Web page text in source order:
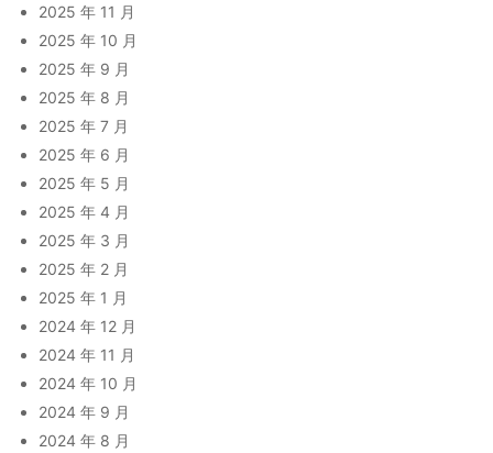
2025 年 11 月
2025 年 10 月
2025 年 9 月
2025 年 8 月
2025 年 7 月
2025 年 6 月
2025 年 5 月
2025 年 4 月
2025 年 3 月
2025 年 2 月
2025 年 1 月
2024 年 12 月
2024 年 11 月
2024 年 10 月
2024 年 9 月
2024 年 8 月